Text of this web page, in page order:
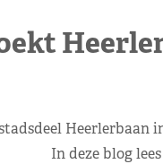
Heerlerbaan
In deze blog